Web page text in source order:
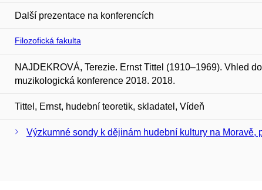
Další prezentace na konferencích
Filozofická fakulta
NAJDEKROVÁ, Terezie. Ernst Tittel (1910–1969). Vhled
muzikologická konference 2018. 2018.
Tittel, Ernst, hudební teoretik, skladatel, Vídeň
Výzkumné sondy k dějinám hudební kultury na Moravě,